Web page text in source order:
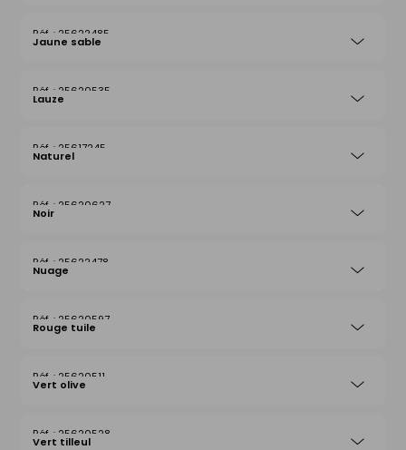
25622485
Jaune sable
25620535
Lauze
25617245
Naturel
25620627
Noir
25622478
Nuage
25620597
Rouge tuile
25620511
Vert olive
25620528
Vert tilleul